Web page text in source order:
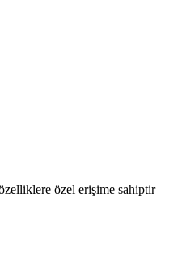
özel erişime sahiptir